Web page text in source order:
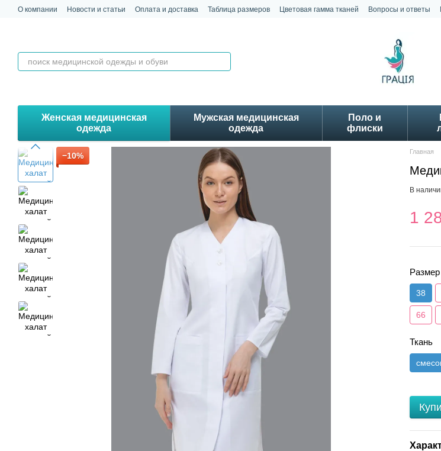
Перейти к основному контенту
О компании Новости и статьи Оплата и доставка Таблица размеров Цветовая гамма тканей Вопросы и ответы
Женская медицинская
одежда
Мужская медицинская
одежда
Поло и
флиски
−10% Главная
В
1
Размер
38
66
Ткань